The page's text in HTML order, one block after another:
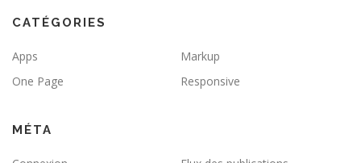
CATÉGORIES
Apps
Markup
One Page
Responsive
MÉTA